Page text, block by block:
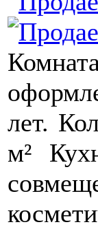
лет.
м²